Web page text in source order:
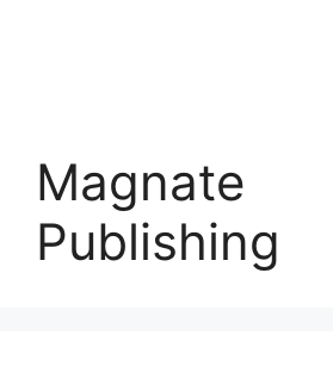
Magnate
Publishing